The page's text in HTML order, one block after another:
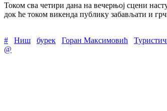
Током сва четири дана на вечерњој сцени
док ће током викенда публику забављати и
# Ниш бурек Горан Максимовић
@